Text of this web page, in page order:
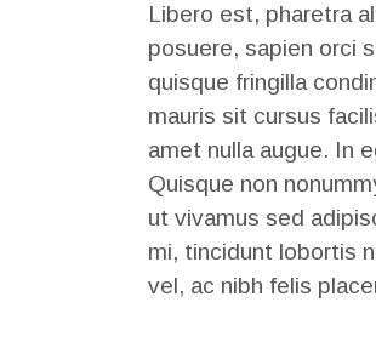
Libero est, pharetra
posuere, sapien orci
quisque fringilla
mauris sit cursus
amet nulla augue. In
Quisque non
ut vivamus sed
mi, tincidunt lobortis
vel, ac nibh felis